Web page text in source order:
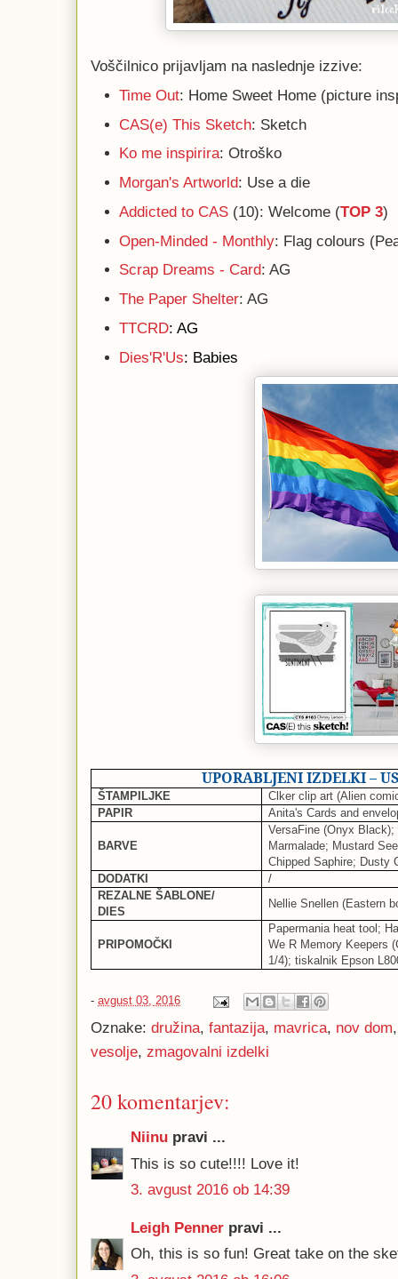
Voščilnico prijavljam na naslednje izzive:
Time Out: Home Sweet Home (picture
CAS(e) This Sketch: Sketch
Ko me inspirira: Otroško
Morgan's Artworld: Use a die
Addicted to CAS (10): Welcome (TOP 3)
Open-Minded - Monthly: Flag colours
Scrap Dreams - Card: AG
The Paper Shelter: AG
TTCRD: AG
Dies'R'Us: Babies
UPORABLJENI IZDELKI –
ŠTAMPILJKE
Clker clip art (Alien
PAPIR
Anita's Cards and
BARVE
VersaFine (Onyx Black);
Marmalade; Mustard
Chipped Saphire; Dusty
DODATKI
/
REZALNE ŠABLONE/
DIES
Nellie Snellen (Eastern
PRIPOMOČKI
Papermania heat tool;
We R Memory Keepers
1/4); tiskalnik Epson
- avgust 03, 2016
Oznake: družina, fantazija, mavrica, nov dom
vesolje, zmagovalni izdelki
20 komentarjev:
Niinu pravi ...
This is so cute!!!! Love it!
3. avgust 2016 ob 14:39
Leigh Penner pravi ...
Oh, this is so fun! Great take on the